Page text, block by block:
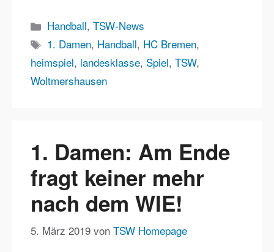
Kategorien
Handball,TSW-News
Schlagwörter
1. Damen, Handball, HC Bremen,
heimspiel, landesklasse, Spiel, TSW,
Woltmershausen
1. Damen: Am Ende
fragt keiner mehr
nach dem WIE!
5. März 2019 von TSW Homepage